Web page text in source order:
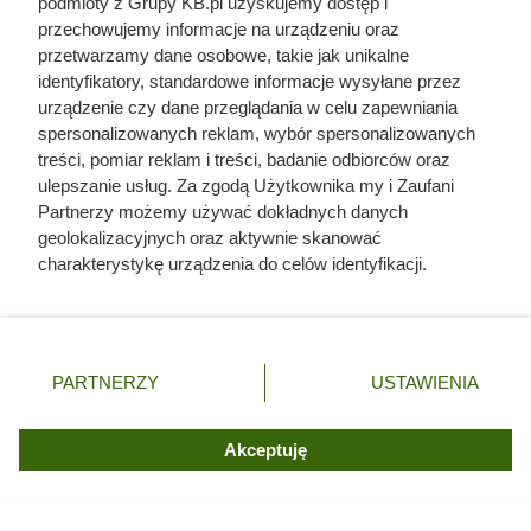
Tak przygotowane gołąbki możemy upiec, przygotować w
szybkowarze lub zamrozić.
Zapiekanka z białą kiełbasą
Chcesz przygotować ciekawe danie obiadowe dla rodziny i
urozmaicić swoje menu? W takim razie wypróbuj świetny
przepis na zapiekankę z białą kiełbasą.
Składniki:
przechowujemy informacje na urządzeniu oraz
przetwarzamy dane osobowe, takie jak unikalne
identyfikatory, standardowe informacje wysyłane przez
urządzenie czy dane przeglądania w celu zapewniania
spersonalizowanych reklam, wybór spersonalizowanych
treści, pomiar reklam i treści, badanie odbiorców oraz
ulepszanie usług. Za zgodą Użytkownika my i Zaufani
Partnerzy możemy używać dokładnych danych
geolokalizacyjnych oraz aktywnie skanować
charakterystykę urządzenia do celów identyfikacji.
zmienić/wycofać klikając przycisk ustawień prywatności
znajdujący się w lewym dolnym rogu strony. Niektóre
użytkownika, ale masz prawo sprzeciwić się takiemu
przetwarzaniu. Preferencje będą miały zastosowania tylko
PARTNERZY USTAWIENIA
Akceptuję